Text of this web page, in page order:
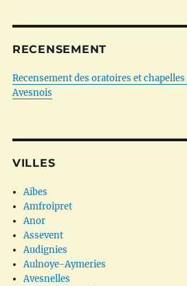
RECENSEMENT
Recensement des oratoires et chapelles
Avesnois
VILLES
Aibes
Amfroipret
Anor
Assevent
Audignies
Aulnoye-Aymeries
Avesnelles